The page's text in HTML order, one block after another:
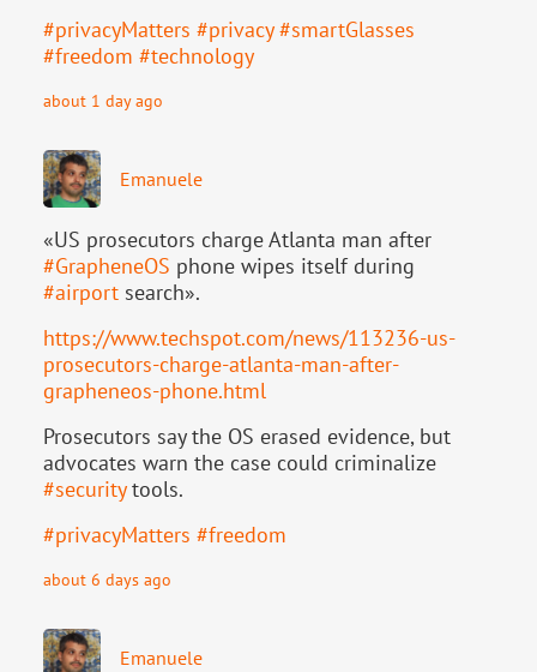
#privacyMatters #privacy #smartGlasses
#freedom #technology
about 1 day ago
Emanuele
«US prosecutors charge Atlanta man after
#GrapheneOS phone wipes itself during
#airport search».
https://www.techspot.com/news/113236-us-
prosecutors-charge-atlanta-man-after-
grapheneos-phone.html
Prosecutors say the OS erased evidence, but
advocates warn the case could criminalize
#securitytools.
#privacyMatters #freedom
about 6 days ago
Emanuele